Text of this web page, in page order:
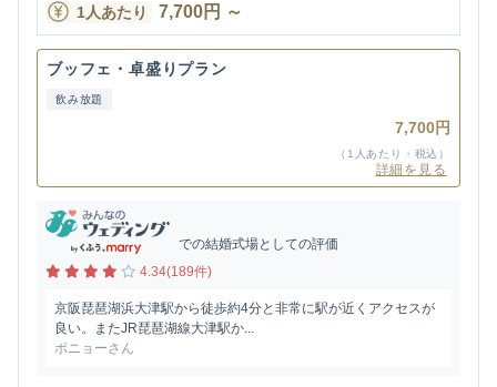
1人あたり 7,700円 ～
ブッフェ・卓盛りプラン
飲み放題
7,700円
（1人あたり・税込）
詳細を見る
での結婚式場としての評価
4.34(189件)
京阪琵琶湖浜大津駅から徒歩約4分と非常に駅が近くアクセスが
良い。またJR琵琶湖線大津駅か...
ポニョーさん